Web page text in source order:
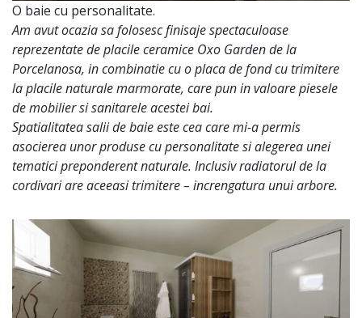
O baie cu personalitate.
Am avut ocazia sa folosesc finisaje spectaculoase
reprezentate de placile ceramice Oxo Garden de la
Porcelanosa, in combinatie cu o placa de fond cu trimitere
la placile naturale marmorate, care pun in valoare piesele
de mobilier si sanitarele acestei bai.
Spatialitatea salii de baie este cea care mi-a permis
asocierea unor produse cu personalitate si alegerea unei
tematici preponderent naturale. Inclusiv radiatorul de la
cordivari are aceeasi trimitere – increngatura unui arbore.